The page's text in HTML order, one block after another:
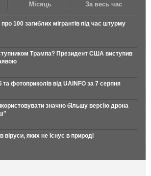
Місяць За весь час
100 загиблих мігрантів під час штурму
Трампа? Президент США виступив
та фотоприколів від UAINFO за 7 серпня
значно більшу версію дрона
віруси, яких не існує в природі